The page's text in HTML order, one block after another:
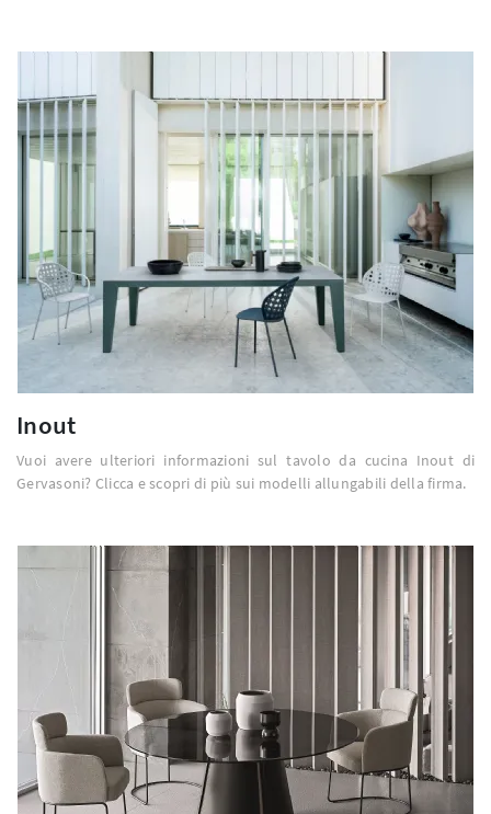
Inout
Vuoi avere ulteriori informazioni sul tavolo da cucina Inout di
Gervasoni? Clicca e scopri di più sui modelli allungabili della firma.